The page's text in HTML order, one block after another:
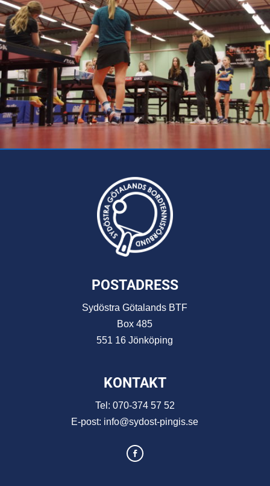
POSTADRESS
Sydöstra Götalands BTF
Box 485
551 16 Jönköping
KONTAKT
Tel: 070-374 57 52
E-post: info@sydost-pingis.se